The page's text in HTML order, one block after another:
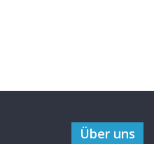
Über uns